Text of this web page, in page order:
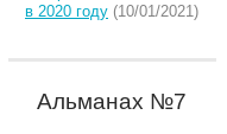
в 2020 году (10/01/2021)
Альманах №7